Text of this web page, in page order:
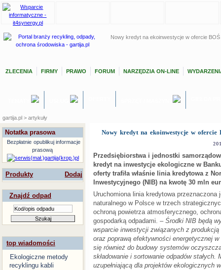
Nowy kredyt na ekoinwestycje w ofercie
ZLECENIA FIRMY PRAWO FORUM NARZĘDZIA ON-LINE
gartija.pl > artykuły
Notatka prasowa
Bezpłatnie opublikuj informacje
prasową
Produkty Dodaj
Znajdź odpad
top wiadomości
Ekologiczne metody
recyklingu kabli
Nowy kredyt na ekoinwestycje w ofercie
Przedsiębiorstwa i jednostki
kredyt na inwestycje ekologiczne w
oferty trafiła właśnie linia kredytowa z
Inwestycyjnego (NIB) na kwotę 30 mln
Uruchomiona linia kredytowa przeznaczona
naturalnego w Polsce w trzech
ochroną powietrza atmosferycznego,
gospodarką odpadami. – Środki NIB będą
wsparcie inwestycji związanych z produkcją
oraz poprawą efektywności energetycznej
się również do budowy systemów
składowanie i sortowanie odpadów
uzupełniającą dla projektów ekologicznych